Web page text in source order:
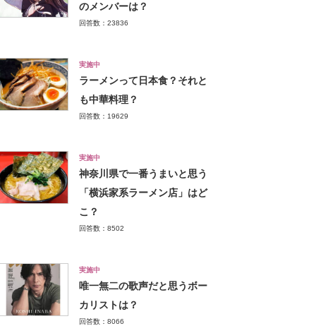
のメンバーは？
回答数：23836
実施中
ラーメンって日本食？それと
も中華料理？
回答数：19629
実施中
神奈川県で一番うまいと思う
「横浜家系ラーメン店」はど
こ？
回答数：8502
実施中
唯一無二の歌声だと思うボー
カリストは？
回答数：8066